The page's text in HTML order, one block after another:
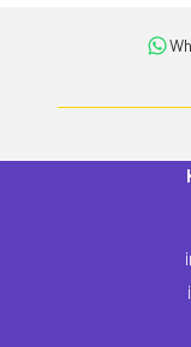
Ürün fiyatı